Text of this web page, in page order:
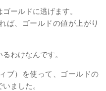
ールドに逃げます。
ば、ゴールドの値が上がり
わけなんです。
ブ）を使って、ゴールドの
ました。